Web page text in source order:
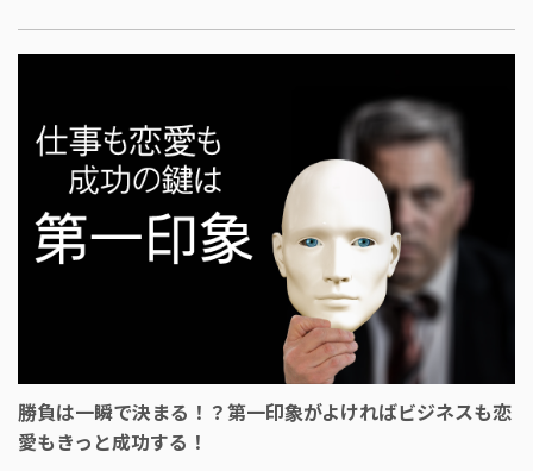
勝負は一瞬で決まる！？第一印象がよければビジネスも恋
愛もきっと成功する！